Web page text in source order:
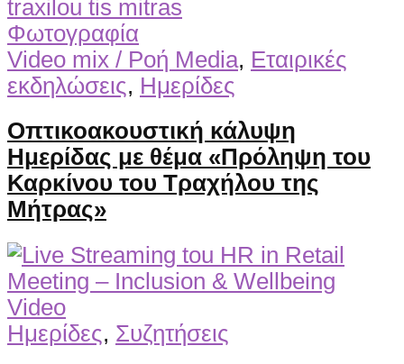
Φωτογραφία
Video mix / Ροή Media, Εταιρικές
εκδηλώσεις, Ημερίδες
Οπτικοακουστική κάλυψη
Ημερίδας με θέμα «Πρόληψη του
Καρκίνου του Τραχήλου της
Μήτρας»
Video
Ημερίδες, Συζητήσεις